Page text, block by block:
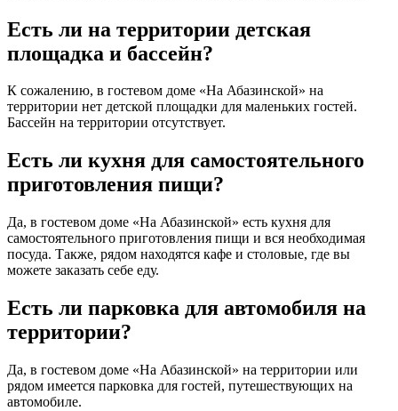
Есть ли на территории детская
площадка и бассейн?
К сожалению, в гостевом доме «На Абазинской» на
территории нет детской площадки для маленьких гостей.
Бассейн на территории отсутствует.
Есть ли кухня для самостоятельного
приготовления пищи?
Да, в гостевом доме «На Абазинской» есть кухня для
самостоятельного приготовления пищи и вся необходимая
посуда. Также, рядом находятся кафе и столовые, где вы
можете заказать себе еду.
Есть ли парковка для автомобиля на
территории?
Да, в гостевом доме «На Абазинской» на территории или
рядом имеется парковка для гостей, путешествующих на
автомобиле.